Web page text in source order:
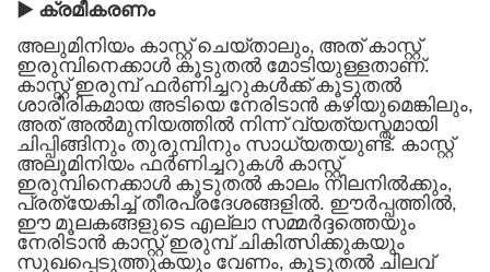
▶ ക്രമീകരണം
അലുമിനിയം കാസ്റ്റ് ചെയ്താലും, അത് കാസ്റ്റ്
ഇരുമ്പിനെക്കാൾ കൂടുതൽ മോടിയുള്ളതാണ്.
കാസ്റ്റ് ഇരുമ്പ് ഫർണിച്ചറുകൾക്ക് കൂടുതൽ
ശാരീരികമായ അടിയെ നേരിടാൻ കഴിയുമെങ്കിലും,
അത് അൽമുനിയത്തിൽ നിന്ന് വ്യത്യസ്തമായി
ചിപ്പിങ്ങിനും തുരുമ്പിനും സാധ്യതയുണ്ട്. കാസ്റ്റ്
അലൂമിനിയം ഫർണിച്ചറുകൾ കാസ്റ്റ്
ഇരുമ്പിനെക്കാൾ കൂടുതൽ കാലം നിലനിൽക്കും,
പ്രത്യേകിച്ച് തീരപ്രദേശങ്ങളിൽ. ഈർപ്പത്തിൽ,
ഈ മൂലകങ്ങളുടെ എല്ലാ സമ്മർദ്ദത്തെയും
നേരിടാൻ കാസ്റ്റ് ഇരുമ്പ് ചികിത്സിക്കുകയും
സുഖപ്പെടുത്തുകയും വേണം, കൂടുതൽ ചിലവ്